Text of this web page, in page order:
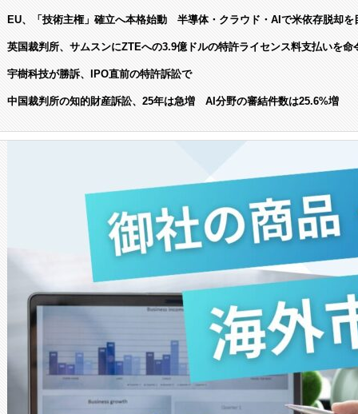
EU、「技術主権」確立へ本格始動 半導体・クラウド・AIで米依存脱却を
英国裁判所、サムスンにZTEへの3.9億ドルの特許ライセンス料支払いを命
宇樹科技が勝訴、IPO直前の特許訴訟で
中国裁判所の知的財産訴訟、25年は急増 AI分野の審結件数は25.6%増